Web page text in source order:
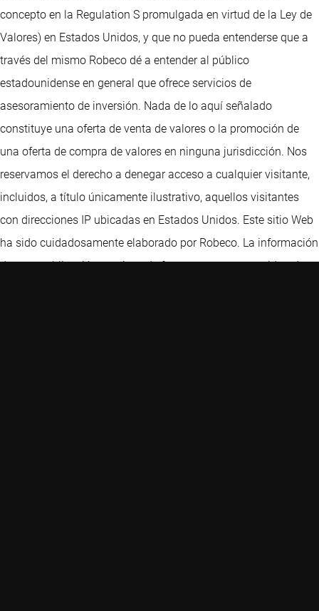
concepto en la Regulation S promulgada en virtud de la Ley de
Valores) en Estados Unidos, y que no pueda entenderse que a
través del mismo Robeco dé a entender al público
estadounidense en general que ofrece servicios de
asesoramiento de inversión. Nada de lo aquí señalado
constituye una oferta de venta de valores o la promoción de
una oferta de compra de valores en ninguna jurisdicción. Nos
reservamos el derecho a denegar acceso a cualquier visitante,
incluidos, a título únicamente ilustrativo, aquellos visitantes
con direcciones IP ubicadas en Estados Unidos. Este sitio Web
ha sido cuidadosamente elaborado por Robeco. La información
de esta publicación proviene de fuentes que son consideradas